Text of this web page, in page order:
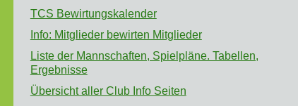
TCS Bewirtungskalender
Info: Mitglieder bewirten Mitglieder
Liste der Mannschaften, Spielpläne. Tabellen,
Ergebnisse
Übersicht aller Club Info Seiten